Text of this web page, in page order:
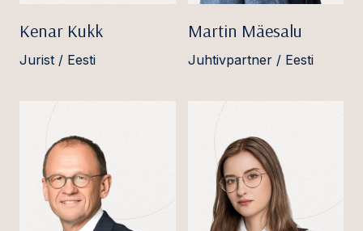
Kenar Kukk
Jurist / Eesti
Martin Mäesalu
Juhtivpartner / Eesti